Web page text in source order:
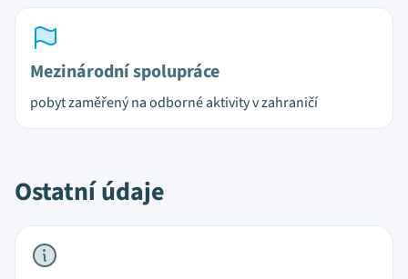
Mezinárodní spolupráce
pobyt zaměřený na odborné aktivity v zahraničí
Ostatní údaje